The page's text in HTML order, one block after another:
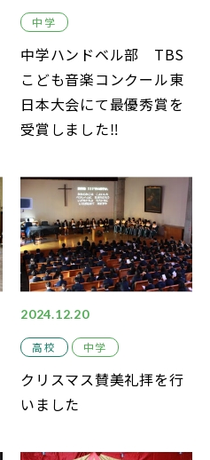
高校説明会
閉じる
中学
中学ハンドベル部 TBS
こども音楽コンクール東
日本大会にて最優秀賞を
受賞しました‼
2024.12.20
高校 中学
クリスマス賛美礼拝を行
いました